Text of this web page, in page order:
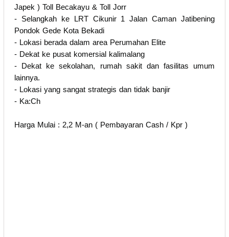
Japek ) Toll Becakayu & Toll Jorr
- Selangkah ke LRT Cikunir 1 Jalan Caman Jatibening
Pondok Gede Kota Bekadi
- Lokasi berada dalam area Perumahan Elite
- Dekat ke pusat komersial kalimalang
- Dekat ke sekolahan, rumah sakit dan fasilitas umum
lainnya.
- Lokasi yang sangat strategis dan tidak banjir
- Ka:Ch
Harga Mulai : 2,2 M-an ( Pembayaran Cash / Kpr )